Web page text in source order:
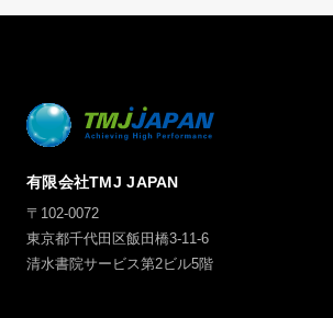
有限会社TMJ JAPAN
〒102-0072
東京都千代田区飯田橋3-11-6
清水書院サービス第2ビル5階